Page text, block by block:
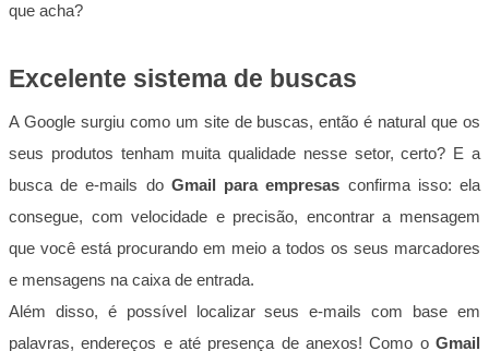
que acha?
Excelente sistema de buscas
A Google surgiu como um site de buscas, então é natural que os
seus produtos tenham muita qualidade nesse setor, certo? E a
busca de e-mails do Gmail para empresas confirma isso: ela
consegue, com velocidade e precisão, encontrar a mensagem
que você está procurando em meio a todos os seus marcadores
e mensagens na caixa de entrada.
Além disso, é possível localizar seus e-mails com base em
palavras, endereços e até presença de anexos! Como o Gmail